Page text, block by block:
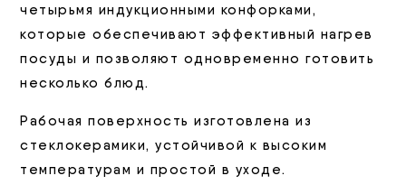
четырьмя индукционными конфорками,
которые обеспечивают эффективный нагрев
посуды и позволяют одновременно готовить
несколько блюд.
Рабочая поверхность изготовлена из
стеклокерамики, устойчивой к высоким
температурам и простой в уходе.